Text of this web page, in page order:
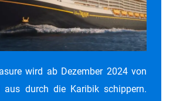
wird ab Dezember 2024 von
aus durch die Karibik schippern.